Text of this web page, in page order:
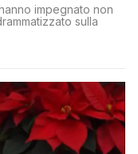
impegnato non
sulla